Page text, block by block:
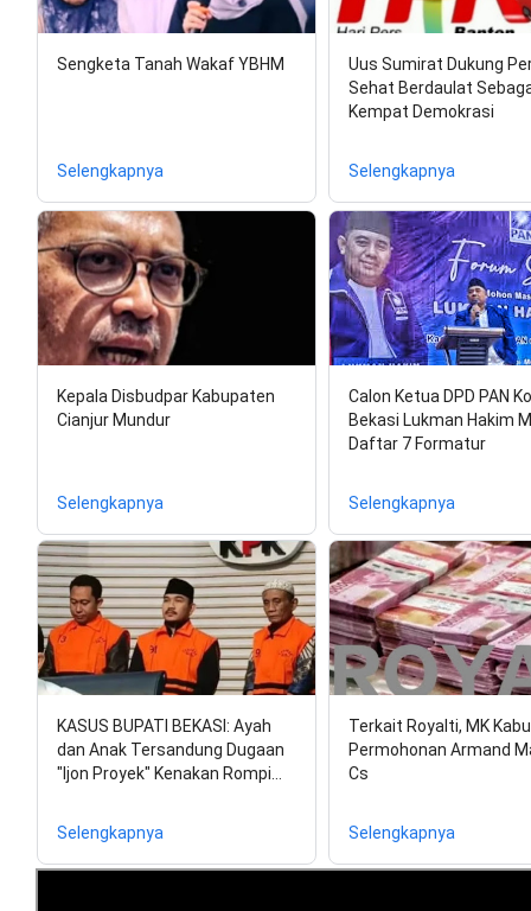
Sengketa Tanah Wakaf YBHM
Selengkapnya
Uus Sumirat Dukung
Sehat Berdaulat
Kempat Demokrasi
Selengkapnya
Kepala Disbudpar Kabupaten
Cianjur Mundur
Selengkapnya
Calon Ketua DPD PAN
Bekasi Lukman Hakim
Daftar 7 Formatur
Selengkapnya
KASUS BUPATI BEKASI: Ayah
dan Anak Tersandung Dugaan
"Ijon Proyek" Kenakan Rompi…
Selengkapnya
Terkait Royalti, MK
Permohonan Armand
Cs
Selengkapnya